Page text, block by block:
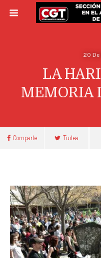
20
LA
MEMORIA
Comparte Tuitea